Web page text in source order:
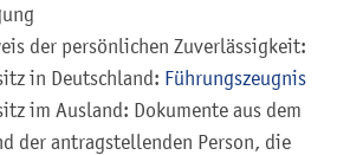
der persönlichen Zuverlässigkeit:
in Deutschland: Führungszeugnis
im Ausland: Dokumente aus dem
der antragstellenden Person, die